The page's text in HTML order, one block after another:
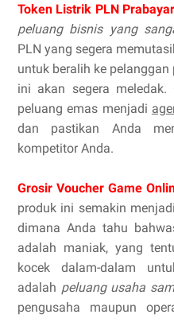
Token Listrik PLN
peluang bisnis yang
PLN yang segera
untuk beralih ke
ini akan segera meledak.
peluang emas menjadi
dan pastikan Anda
kompetitor Anda.
Grosir Voucher Game
produk ini semakin
dimana Anda tahu
adalah maniak, yang
kocek dalam-dalam
adalah peluang usaha
pengusaha maupun